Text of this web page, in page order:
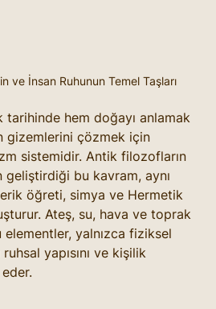
ve İnsan Ruhunun Temel Taşları
tarihinde hem doğayı anlamak
gizemlerini çözmek için
sistemidir. Antik filozofların
geliştirdiği bu kavram, aynı
öğreti, simya ve Hermetik
Ateş, su, hava ve toprak
elementler, yalnızca fiziksel
yapısını ve kişilik